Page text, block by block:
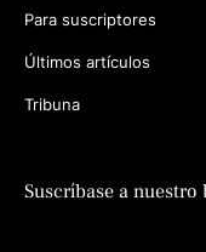
Para suscriptores
Últimos artículos
Tribuna
Suscríbase a